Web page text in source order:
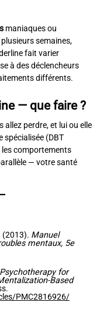
maniaques ou
semaines,
fait varier
à des déclencheurs
différents.
— que faire ?
allez perdre, et lui ou elle
spécialisée (DBT
les comportements
— votre santé
(2013). Manuel
mentaux, 5e
Psychotherapy for
Based
PMC2816926/